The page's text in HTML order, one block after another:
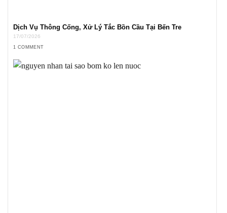
Dịch Vụ Thông Cống, Xử Lý Tắc Bồn Cầu Tại Bến Tre
17/07/2026
1 COMMENT